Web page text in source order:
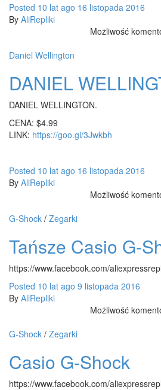
Posted 10 lat ago 16 listopada 2016
By AliRepliki
Możliwość
Daniel Wellington
DANIEL
DANIEL WELLINGTON.
CENA: $4.99
LINK: https://goo.gl/3Jwkbh
Posted 10 lat ago 16 listopada 2016
By AliRepliki
Możliwość
G-Shock / Zegarki
Tańsze Casio G-
https://www.facebook.com/
Posted 10 lat ago 9 listopada 2016
By AliRepliki
Możliwość
G-Shock / Zegarki
Casio G-Shock
https://www.facebook.com/